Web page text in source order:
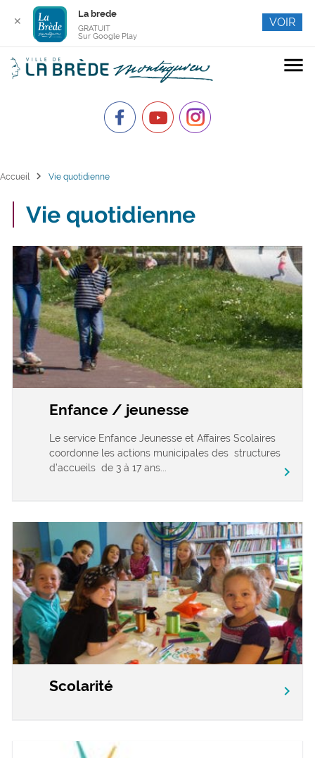
menu
Accueil chevron_right Vie quotidienne
Vie quotidienne
Enfance / jeunesse
Le service Enfance Jeunesse et Affaires Scolaires
coordonne les actions municipales des structures
d’accueils de 3 à 17 ans...
chevron_right
Scolarité chevron_right
✕
La brede
GRATUIT
Sur Google Play
VOIR